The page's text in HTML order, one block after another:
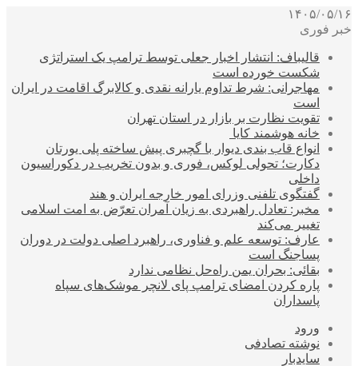
۱۴۰۵/۰۵/۱۶
خبر فوری
قالیباف: انتشار اخبار جعلی توسط ترامپ یک استراتژی
شکست خورده است
مهاجرانی: شرط تداوم یارانه نقدی و کالابرگ اقامت در ایران
است
تقویت نظارت بر بازار در استان تهران
خانه هوشمند کایا
انواع قاب بندی دیوار با گچبری پیش ساخته پلی یورتان
دکارت؛ تحولی لوکس، فوری و بدون تخریب در دکوراسیون
داخلی
گفتگوی تلفنی وزرای امور خارجه ایران و هند
مخبر: تعادل راهبردی به زیان آمران تعرّض به امت اسلامی
تغییر می‌کند
عارف: توسعه علم و فناوری، راهبرد اصلی دولت در دوران
پساجنگ است
بقائی: بحران یمن راه‌حل نظامی ندارد
پاره کردن امضای ترامپ پای لانچر موشک‌های سپاه
پاسداران
ورود
نوشته تصادفی
سایدبار